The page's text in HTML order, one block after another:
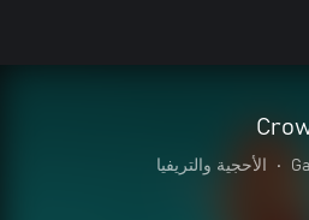
• الأحجية والتريفيا